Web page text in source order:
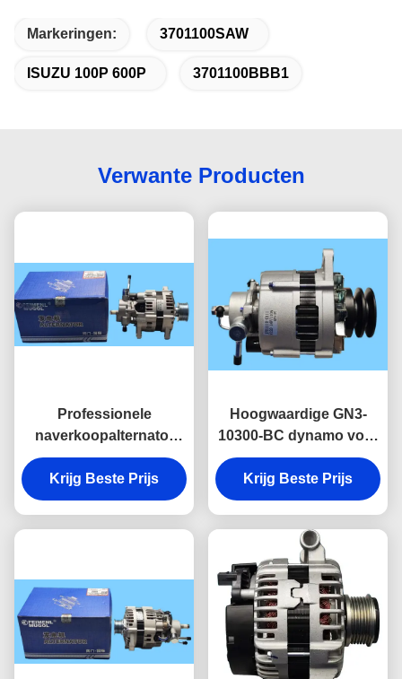
Markeringen: 3701100SAW
ISUZU 100P 600P 3701100BBB1
Verwante Producten
Professionele
naverkoopalternator
EP1-10300-AB voor
JMC Baodian 4D30
vervanging
Krijg Beste Prijs
Hoogwaardige GN3-
10300-BC dynamo voor
JMC N720, ontworpen
voor maximale
betrouwbaarheid en
Krijg Beste Prijs